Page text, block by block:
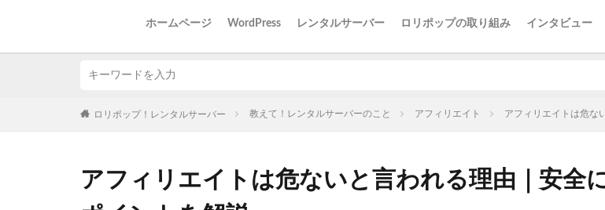
ホームページ WordPress レンタルサーバー ロリポップの取り組み インタビュー
ロリポップ！レンタルサーバー 教えて！レンタルサーバーのこと アフィリエイト アフィリエイトは危な
アフィリエイトは危ないと言われる理由｜安全